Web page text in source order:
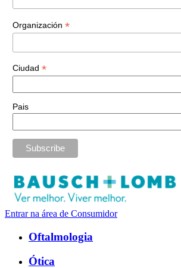
Organización *
Ciudad *
Pais
Entrar na área de Consumidor
Oftalmologia
Ótica